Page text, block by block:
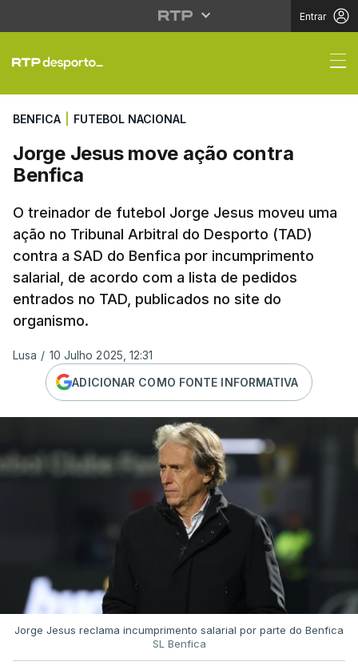
Entrar
Jorge Jesus move
BENFICA FUTEBOL NACIONAL
Jorge Jesus move ação contra
Benfica
O treinador de futebol Jorge Jesus moveu uma
ação no Tribunal Arbitral do Desporto (TAD)
contra a SAD do Benfica por incumprimento
salarial, de acordo com a lista de pedidos
entrados no TAD, publicados no site do
organismo.
Lusa / 10 Julho 2025, 12:31
ADICIONAR COMO FONTE INFORMATIVA
Jorge Jesus reclama incumprimento salarial por parte do Benfica
SL Benfica